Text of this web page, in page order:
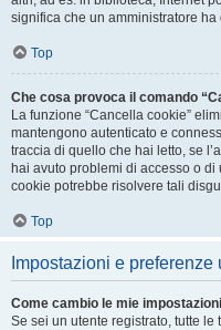
significa che un amministratore
Top
Che cosa provoca il comando
La funzione “Cancella cookie”
mantengono autenticato e
traccia di quello che hai letto, se
hai avuto problemi di accesso o
cookie potrebbe risolvere tali
Top
Impostazioni e preferenze
Come cambio le mie
Se sei un utente registrato, tutte le